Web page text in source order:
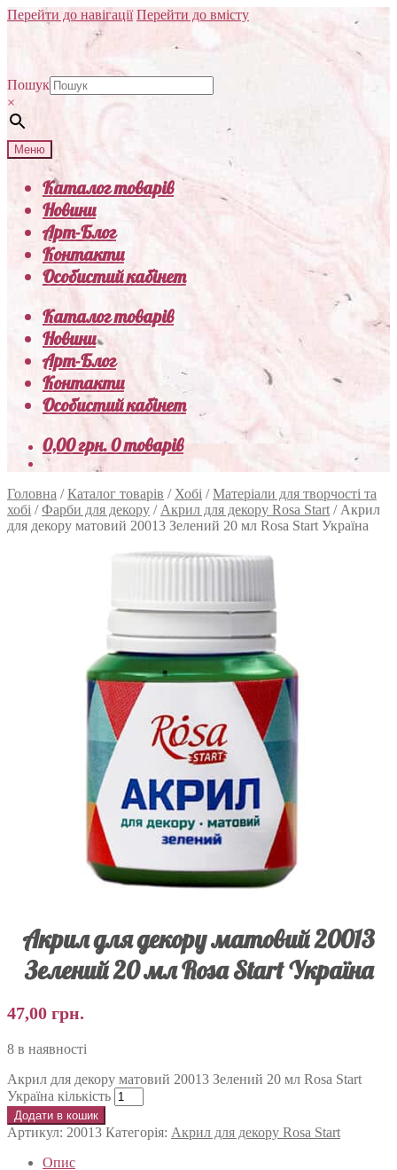
Перейти до навігації Перейти до вмісту
Пошук
×
Меню
Каталог товарів
Новини
Арт-Блог
Контакти
Особистий кабінет
Каталог товарів
Новини
Арт-Блог
Контакти
Особистий кабінет
0,00грн.0 товарів
Головна /Каталог товарів / Хобі /Матеріали для творчості та
хобі /Фарби для декору / Акрил для декору Rosa Start / Акрил
для декору матовий 20013 Зелений 20 мл Rosa Start Україна
Акрил для декору матовий 20013
Зелений 20 мл Rosa Start Україна
47,00 грн.
8 в наявності
Акрил для декору матовий 20013 Зелений 20 мл Rosa Start
Україна кількість
Додати в кошик
Артикул: 20013 Категорія: Акрил для декору Rosa Start
Опис